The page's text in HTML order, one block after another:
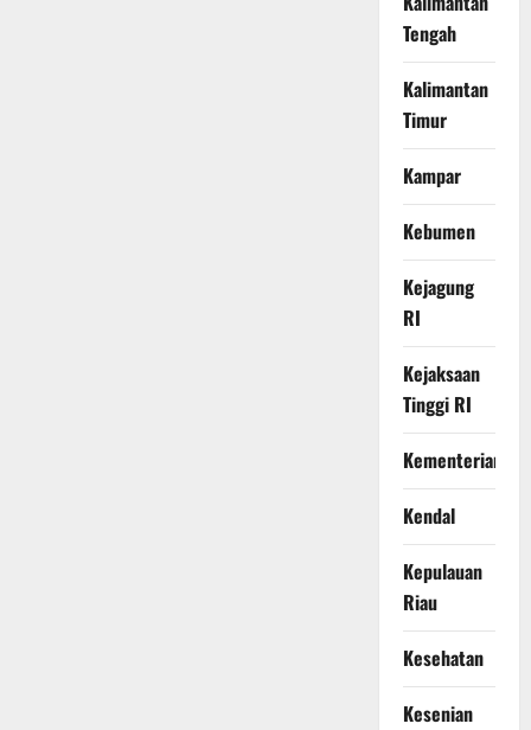
Tengah
Kalimantan
Timur
Kampar
Kebumen
Kejagung
RI
Kejaksaan
Tinggi RI
Kementerian
Kendal
Kepulauan
Riau
Kesehatan
Kesenian